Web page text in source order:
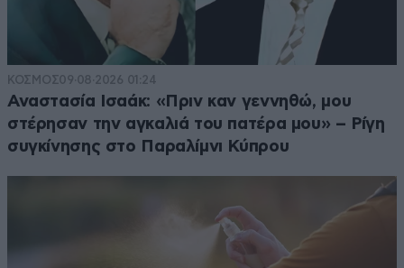
ΚΟΣΜΟΣ09·08·2026 01:24
Αναστασία Ισαάκ: «Πριν καν γεννηθώ, μου
στέρησαν την αγκαλιά του πατέρα μου» – Ρίγη
συγκίνησης στο Παραλίμνι Κύπρου